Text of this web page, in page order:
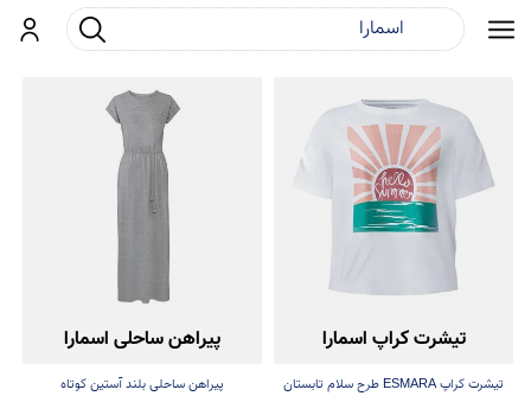
ورودجست و جو
تیشرت کراپ اسمارا
تیشرت کراپ ESMARA طرح سلام تابستان
پیراهن ساحلی اسمارا
پیراهن ساحلی بلند آستین کوتاه